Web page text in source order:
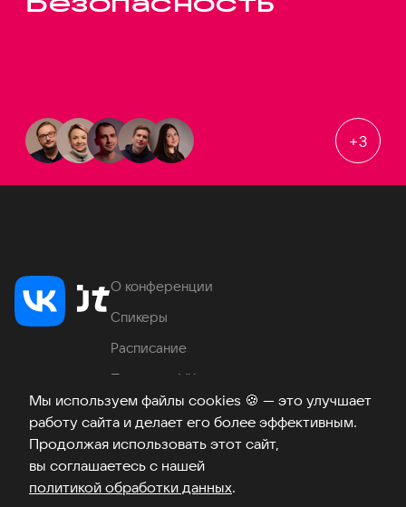
Мы используем файлы cookies 🍪 — это улучшает
работу сайта и делает его более эффективным.
Продолжая использовать этот сайт,
вы соглашаетесь с нашей
политикой обработки данных.
+3
О конференции
Спикеры
Расписание
Продукты VK
Место проведения
Часто задаваемые вопросы
ТелеграмВКонтакте
Хабр